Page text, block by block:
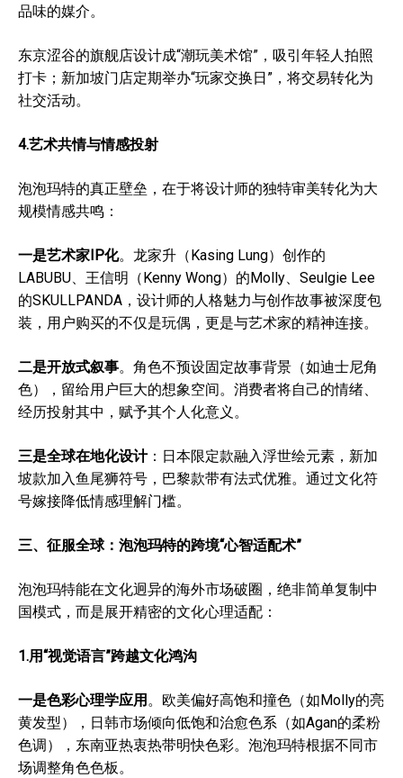
品味的媒介。
东京涩谷的旗舰店设计成“潮玩美术馆”，吸引年轻人拍照
打卡；新加坡门店定期举办“玩家交换日”，将交易转化为
社交活动。
4.艺术共情与情感投射
泡泡玛特的真正壁垒，在于将设计师的独特审美转化为大
规模情感共鸣：
一是艺术家IP化。龙家升（Kasing Lung）创作的
LABUBU、王信明（Kenny Wong）的Molly、Seulgie Lee
的SKULLPANDA，设计师的人格魅力与创作故事被深度包
装，用户购买的不仅是玩偶，更是与艺术家的精神连接。
二是开放式叙事。角色不预设固定故事背景（如迪士尼角
色），留给用户巨大的想象空间。消费者将自己的情绪、
经历投射其中，赋予其个人化意义。
三是全球在地化设计：日本限定款融入浮世绘元素，新加
坡款加入鱼尾狮符号，巴黎款带有法式优雅。通过文化符
号嫁接降低情感理解门槛。
三、 征服全球：泡泡玛特的跨境“心智适配术”
泡泡玛特能在文化迥异的海外市场破圈，绝非简单复制中
国模式，而是展开精密的文化心理适配：
1.用“视觉语言”跨越文化鸿沟
一是色彩心理学应用 。欧美偏好高饱和撞色（如Molly的亮
黄发型），日韩市场倾向低饱和治愈色系（如Agan的柔粉
色调），东南亚热衷热带明快色彩。泡泡玛特根据不同市
场调整角色色板。